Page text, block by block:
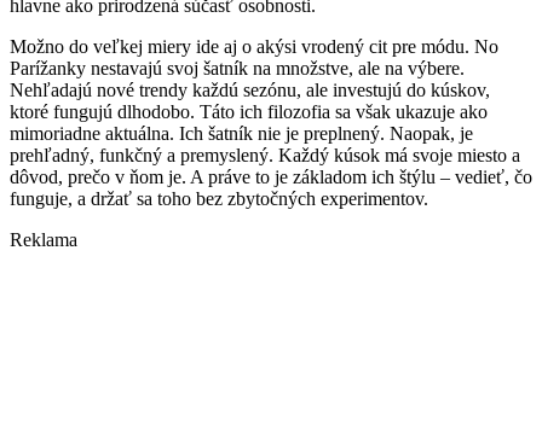
hlavne ako prirodzená súčasť osobnosti.
Možno do veľkej miery ide aj o akýsi vrodený cit pre módu. No
Parížanky nestavajú svoj šatník na množstve, ale na výbere.
Nehľadajú nové trendy každú sezónu, ale investujú do kúskov,
ktoré fungujú dlhodobo. Táto ich filozofia sa však ukazuje ako
mimoriadne aktuálna. Ich šatník nie je preplnený. Naopak, je
prehľadný, funkčný a premyslený. Každý kúsok má svoje miesto a
dôvod, prečo v ňom je. A práve to je základom ich štýlu – vedieť, čo
funguje, a držať sa toho bez zbytočných experimentov.
Reklama